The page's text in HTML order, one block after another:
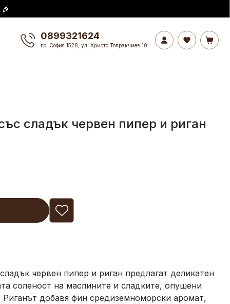
0899321624
гр. София 1528, ул. Христо Топракчиев 10
сладък червен пипер и риган
червен пипер и риган предлагат деликатен
соленост на маслините и сладките, опушени
Риганът добавя фин средиземноморски аромат,